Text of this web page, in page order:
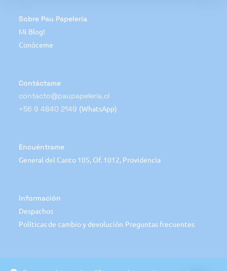
Sobre Pau Papelería
Mi Blog!
Conóceme
Contáctame
contacto@paupapeleria.cl
+56 9 4840 2149 (WhatsApp)
Encuéntrame
General del Canto 105, Of. 1012, Providencia
Información
Despachos
Políticas de cambio y devolución Preguntas frecuentes